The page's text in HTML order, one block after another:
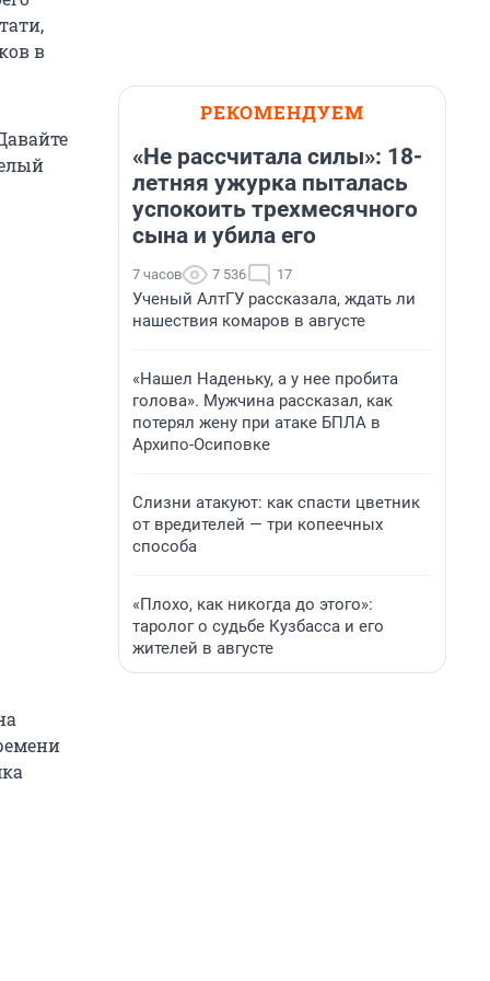
в
РЕКОМЕНДУЕМ
«Не рассчитала силы»: 18-
летняя ужурка пыталась
успокоить трехмесячного
сына и убила его
7 часов 7 536 17
Ученый АлтГУ рассказала, ждать ли
нашествия комаров в августе
«Нашел Наденьку, а у нее пробита
голова». Мужчина рассказал, как
потерял жену при атаке БПЛА в
Архипо-Осиповке
Слизни атакуют: как спасти цветник
от вредителей — три копеечных
способа
«Плохо, как никогда до этого»:
таролог о судьбе Кузбасса и его
жителей в августе